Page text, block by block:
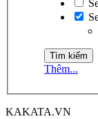
Thêm...
KAKATA.VN